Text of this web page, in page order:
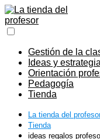
Gestión de la
Ideas y
Orientación
Pedagogía
Tienda
La tienda del
Tienda
ideas regalos